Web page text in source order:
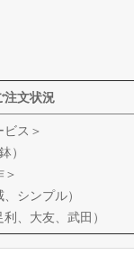
注文状況
ス＞
）
シンプル）
、大友、武田）